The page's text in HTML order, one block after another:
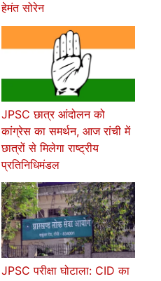
हेमंत सोरेन
JPSC छात्र आंदोलन को
कांग्रेस का समर्थन, आज रांची में
छात्रों से मिलेगा राष्ट्रीय
प्रतिनिधिमंडल
JPSC परीक्षा घोटाला: CID का